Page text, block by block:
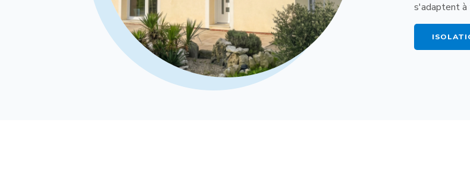
s'adaptent